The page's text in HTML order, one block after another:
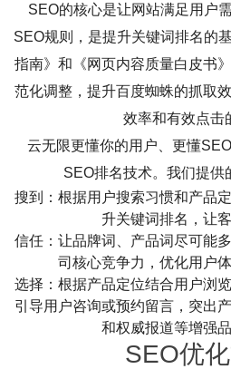
SEO的核心是让网站满足用户
SEO规则，是提升关键词排名的
指南》和《网页内容质量白皮书
范化调整，提升百度蜘蛛的抓取
效率和有效点击
云无限更懂你的用户、更懂
SEO排名技术。我们提供
搜到：根据用户搜索习惯和产品
升关键词排名，让
信任：让品牌词、产品词尽可能
司核心竞争力，优化用户
选择：根据产品定位结合用户浏
引导用户咨询或预约留言，突出
和权威报道等增强品
SEO优